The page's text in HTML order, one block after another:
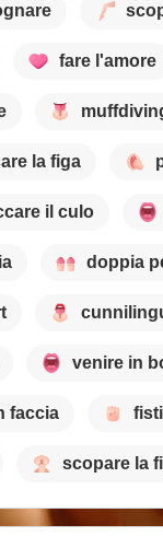
fare l'amore
la figa
il culo
doppia
venire in
faccia
scopare la